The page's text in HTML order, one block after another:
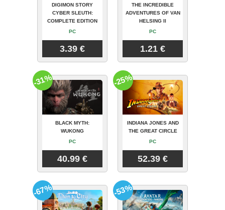
DIGIMON STORY
CYBER SLEUTH:
COMPLETE EDITION
PC
3.39 €
THE INCREDIBLE
ADVENTURES OF VAN
HELSING II
PC
1.21 €
BLACK MYTH:
WUKONG
PC
40.99 €
-31%
INDIANA JONES AND
THE GREAT CIRCLE
PC
52.39 €
-25%
-67% -53%